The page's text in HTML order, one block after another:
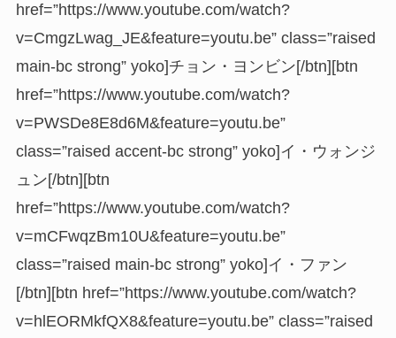
href=”https://www.youtube.com/watch?
v=CmgzLwag_JE&feature=youtu.be” class=”raised
main-bc strong” yoko]チョン・ヨンビン[/btn][btn
href=”https://www.youtube.com/watch?
v=PWSDe8E8d6M&feature=youtu.be”
class=”raised accent-bc strong” yoko]イ・ウォンジ
ュン[/btn][btn
href=”https://www.youtube.com/watch?
v=mCFwqzBm10U&feature=youtu.be”
class=”raised main-bc strong” yoko]イ・ファン
[/btn][btn href=”https://www.youtube.com/watch?
v=hlEORMkfQX8&feature=youtu.be” class=”raised